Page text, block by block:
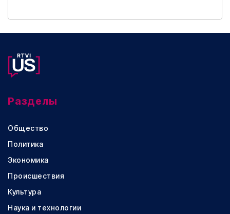
Разделы
Общество
Политика
Экономика
Происшествия
Культура
Наука и технологии